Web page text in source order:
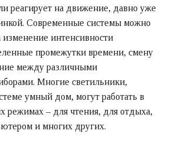
реагирует на движение, давно уже
Современные системы можно
изменение интенсивности
промежутки времени, смену
между различными
Многие светильники,
умный дом, могут работать в
режимах – для чтения, для отдыха,
и многих других.